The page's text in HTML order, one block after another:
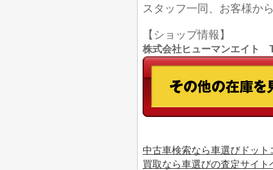
スタッフ一同、お客様か
【ショップ情報】
株式会社ヒューマンエイト
中古車検索なら車選びドット
買取なら車選びの査定サイト